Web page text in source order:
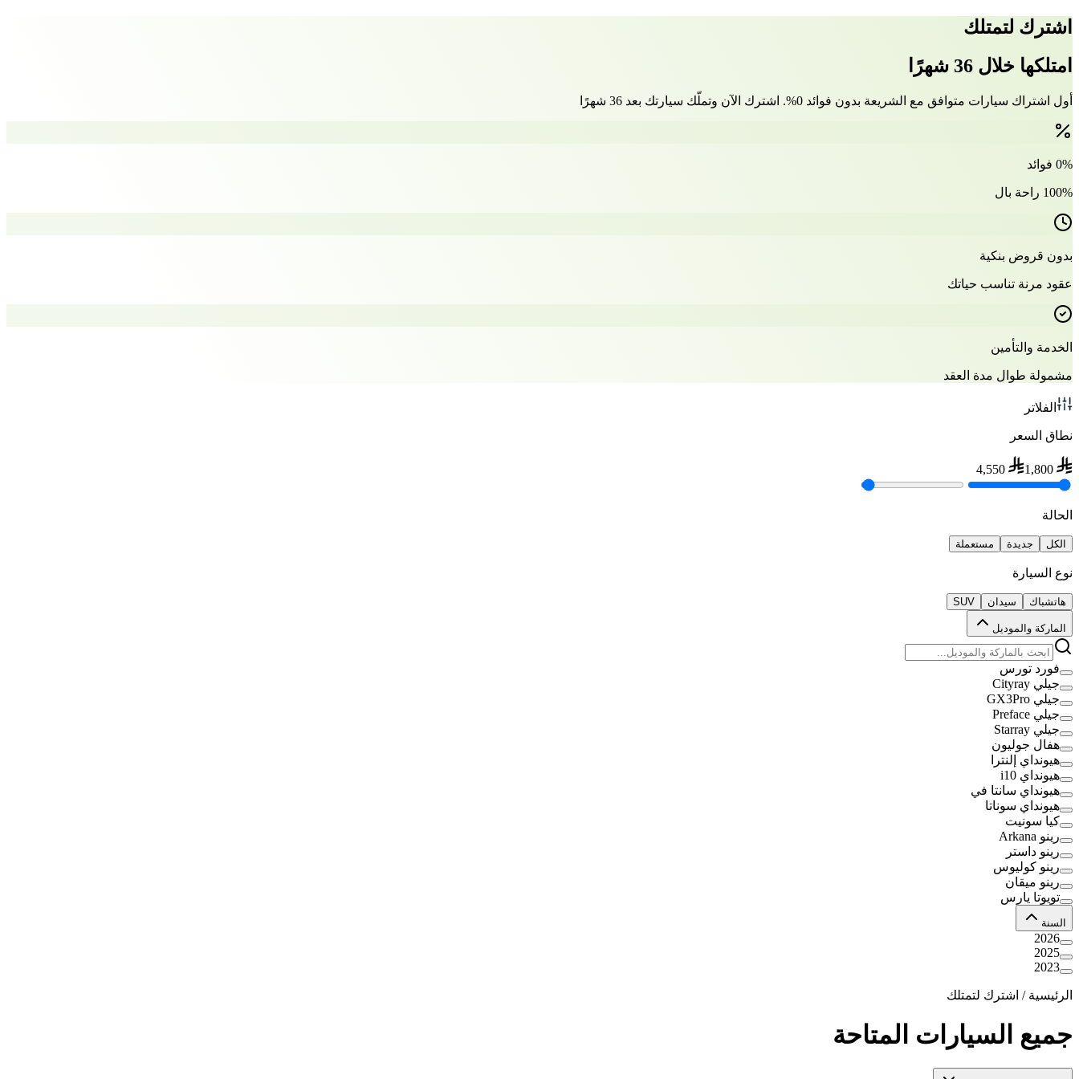
اشترك لتمتلك
امتلكها خلال 36 شهرًا
أول اشتراك سيارات متوافق مع الشريعة بدون فوائد 0%. اشترك الآن وتملّك سيارتك بعد 36 شهرًا
0% فوائد
100% راحة بال
بدون قروض بنكية
عقود مرنة تناسب حياتك
الخدمة والتأمين
مشمولة طوال مدة العقد
الفلاتر
نطاق السعر
1,800
4,550
الحالة
الكل جديدة مستعملة
نوع السيارة
هاتشباك سيدان SUV
الماركة والموديل
فورد تورس
جيلي Cityray
جيلي GX3Pro
جيلي Preface
جيلي Starray
هفال جوليون
هيونداي إلنترا
هيونداي i10
هيونداي سانتا في
هيونداي سوناتا
كيا سونيت
رينو Arkana
رينو داستر
رينو كوليوس
رينو ميقان
تويوتا يارس
السنة
2026
2025
2023
الرئيسية / اشترك لتمتلك
جميع السيارات المتاحة